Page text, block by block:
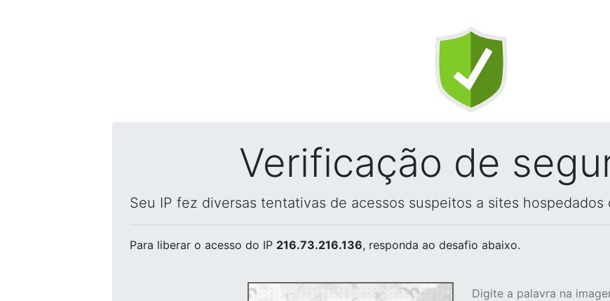
Verificação de
Seu IP fez diversas tentativas de acessos suspeitos a sites hospedados
Para liberar o acesso do IP 216.73.216.136, responda ao desafio abaixo.
Digite a palavra na